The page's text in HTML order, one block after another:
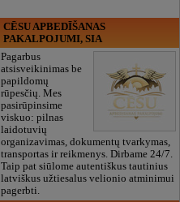
CĒSU APBEDĪŠANAS
PAKALPOJUMI, SIA
Pagarbus
atsisveikinimas be
papildomų
rūpesčių. Mes
pasirūpinsime
viskuo: pilnas
laidotuvių
organizavimas, dokumentų tvarkymas,
transportas ir reikmenys. Dirbame 24/7.
Taip pat siūlome autentiškus tautinius
latviškus užtiesalus velionio atminimui
pagerbti.